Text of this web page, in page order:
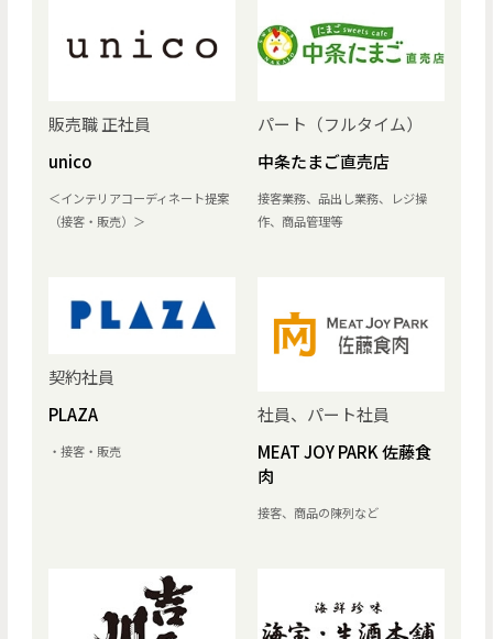
販売職 正社員
unico
＜インテリアコーディネート提案
（接客・販売）＞
パート（フルタイム）
中条たまご直売店
接客業務、品出し業務、レジ操
作、商品管理等
契約社員
PLAZA
・接客・販売
社員、パート社員
MEAT JOY PARK 佐藤食
肉
接客、商品の陳列など